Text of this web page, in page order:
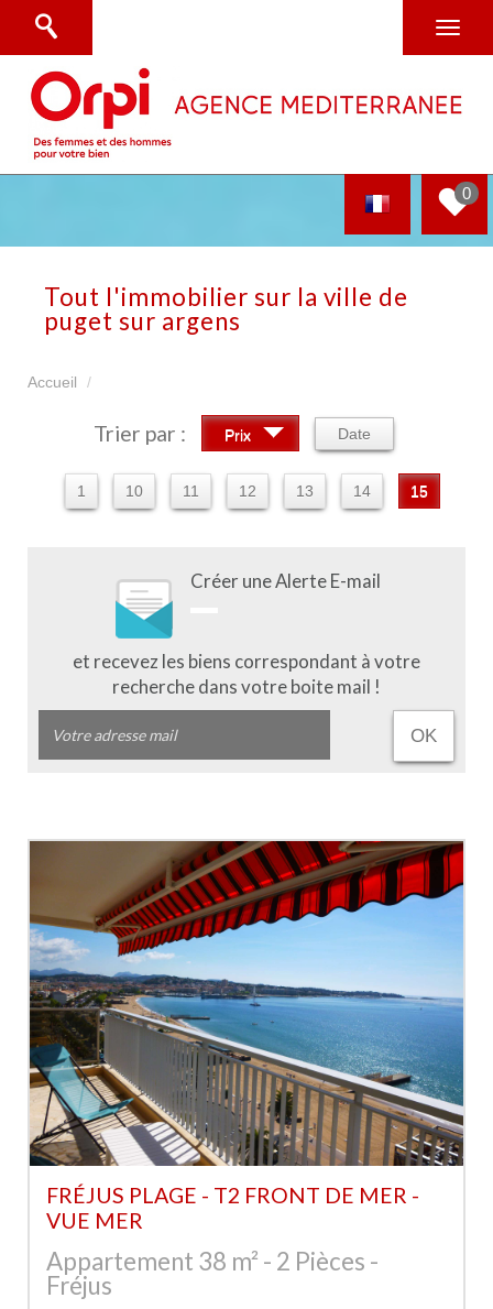
0
Tout l'immobilier sur la ville de
puget sur argens
Accueil
Trier par : Prix Date
1 10 11 12 13 14 15
Créer une Alerte E-mail
et recevez les biens correspondant à votre
recherche dans votre boite mail !
OK
FRÉJUS PLAGE - T2 FRONT DE MER -
VUE MER
Appartement 38 m² - 2 Pièces -
Fréjus